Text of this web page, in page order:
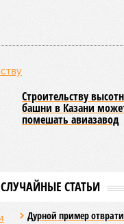
Строительству
башни в Казани
помешать авиазавод
СЛУЧАЙНЫЕ СТАТЬИ
Дурной пример